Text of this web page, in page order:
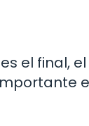
es el final,